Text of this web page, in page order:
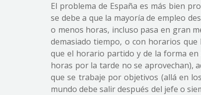
El problema de España es más bien
se debe a que la mayoría de empleo
o menos horas, incluso pasa en gran
demasiado tiempo, o con horarios
que el horario partido y de la forma en
horas por la tarde no se aprovechan),
que se trabaje por objetivos (allá en
mundo debe salir después del jefe o